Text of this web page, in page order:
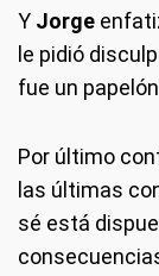
Y Jorge
le pidió
fue un
Por último
las últimas
sé está